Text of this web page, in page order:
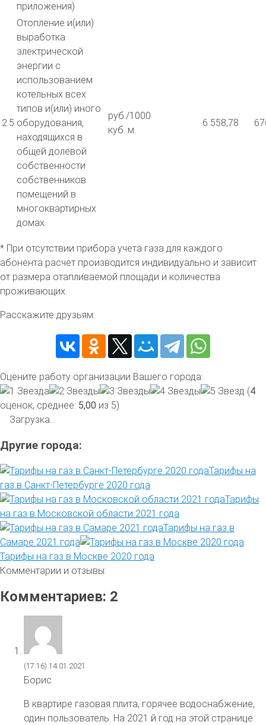
приложения)
2.5
Отопление и(или)
выработка
электрической
энергии с
использованием
котельных всех
типов и(или) иного
оборудования,
находящихся в
общей долевой
собственности
собственников
помещений в
многоквартирных
домах
руб./1000
куб. м.
6 558,78
* При отсутствии прибора учета газа для каждого
абонента расчет производится индивидуально и зависит
от размера отапливаемой площади и количества
проживающих.
Расскажите друзьям:
Оцените работу организации Вашего города:
(4
оценок, среднее: 5,00 из 5)
Загрузка...
Другие города:
Тарифы на
газ в Санкт-Петербурге 2020 года
Тарифы
на газ в Московской области 2021 года
Тарифы на газ в
Самаре 2021 года
Тарифы на газ в Москве 2020 года
Комментарии и отзывы:
Комментариев: 2
(17:16) 14.01.2021
Борис
В квартире газовая плита, горячее водоснабжение,
один пользователь. На 2021 й год на этой странице